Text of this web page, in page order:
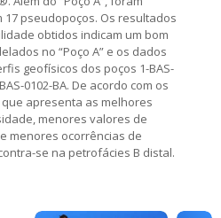
pseudopoços. Os resultados
obtidos indicam um bom
no “Poço A” e os dados
geofísicos dos poços 1-BAS-
0102-BA. De acordo com os
apresenta as melhores
menores valores de
menores ocorrências de
se na petrofácies B distal.